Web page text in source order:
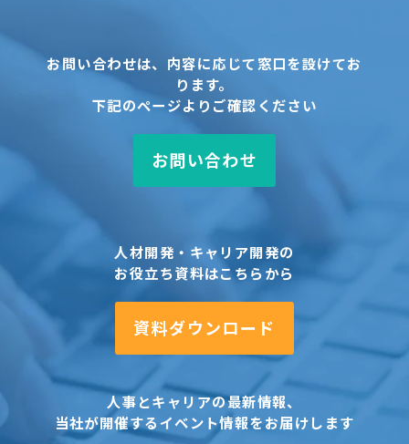
お問い合わせは、内容に応じて窓口を設けてお
ります。
下記のページよりご確認ください
お問い合わせ
人材開発・キャリア開発の
お役立ち資料はこちらから
資料ダウンロード
人事とキャリアの最新情報、
当社が開催するイベント情報をお届けします